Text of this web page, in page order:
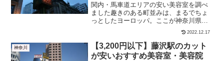
関内・馬車道エリアの安い美容室を調べ
ました趣きのある町並みは、まるでちょ
っとしたヨーロッパ。ここが神奈川県で
あることを忘れてしまいそうになる瞬間
も。そんなこの街の駅周辺には全部で50
店舗ほど美容室があるのですが、その中
でも格安カットできるお...
2022.12.17
神奈川
【3,200円以下】藤沢駅のカット
が安いおすすめ美容室・美容院